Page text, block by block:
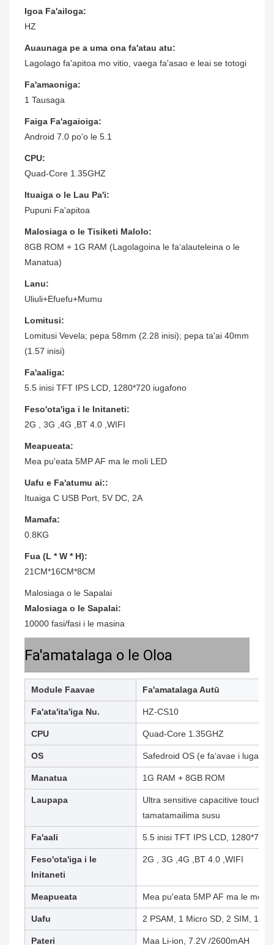
Igoa Fa'ailoga:
HZ
Auaunaga pe a uma ona fa'atau atu:
Lagolago fa'apitoa mo vitio, vaega fa'asao e leai se totogi
Fa'amaoniga:
1 Tausaga
Faiga Fa'agaioiga:
Android 7.0 po'o le 5.1
CPU:
Quad-Core 1.35GHZ
Ituaiga o le Lau Pa'i:
Pupuni Fa'apitoa
Malosiaga o le Tisiketi Malolo:
8GB ROM + 1G RAM (Lagolagoina le faʻalauteleina o le
Manatua)
Lanu:
Uliuli+Efuefu+Mumu
Lomitusi:
Lomitusi Vevela; pepa 58mm (2.28 inisi); pepa ta'ai 40mm
(1.57 inisi)
Fa'aaliga:
5.5 inisi TFT IPS LCD, 1280*720 iugafono
Feso'ota'iga i le Initaneti:
2G , 3G ,4G ,BT 4.0 ,WIFI
Meapueata:
Mea pu'eata 5MP AF ma le moli LED
Uafu e Fa'atumu ai::
Ituaiga C USB Port, 5V DC, 2A
Mamafa:
0.8KG
Fua (L * W * H):
21CM*16CM*8CM
Malosiaga o le Sapalai
Malosiaga o le Sapalai:
10000 fasi/fasi i le masina
Fa'amatalaga o le Oloa
Module Faavae Fa'amatalaga Autū
Fa'ata'ita'iga Nu. HZ-CS10
CPU Quad-Core 1.35GHZ
OS Safedroid OS (e faʻavae i luga o
Manatua 1G RAM + 8GB ROM
Laupapa
Ultra sensitive capacitive touch
tamatamailima susu
Fa'aali 5.5 inisi TFT IPS LCD, 1280*720
Feso'ota'iga i le
Initaneti
2G , 3G ,4G ,BT 4.0 ,WIFI
Meapueata Mea pu'eata 5MP AF ma le moli
Uafu 2 PSAM, 1 Micro SD, 2 SIM, 1
Pateri Maa Li-ion, 7.2V /2600mAH